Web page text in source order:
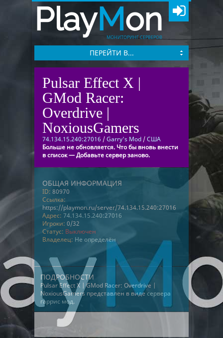
PlayMon
МОНИТОРИНГ СЕРВЕРОВ
ПЕРЕЙТИ В...
Pulsar Effect X |
GMod Racer:
Overdrive |
NoxiousGamers
74.134.15.240:27016 /Garry's Mod /США
Больше не обновляется. Что бы вновь внести
в список — Добавьте сервер заново.
ОБЩАЯ ИНФОРМАЦИЯ
ID: 80970
Ссылка:
https://playmon.ru/server/74.134.15.240:27016
Адрес: 74.134.15.240:27016
Игроки: 0/32
Статус: Выключен
Владелец: Не определён
ПОДРОБНОСТИ
Pulsar Effect X | GMod Racer: Overdrive |
NoxiousGamers представлен в видесервера
гаррис мод.